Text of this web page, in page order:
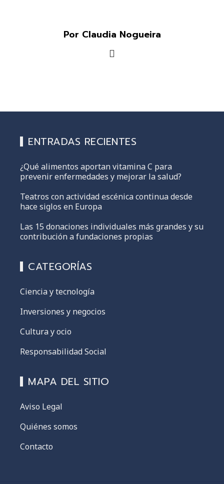
Por Claudia Nogueira
ENTRADAS RECIENTES
¿Qué alimentos aportan vitamina C para
prevenir enfermedades y mejorar la salud?
Teatros con actividad escénica continua desde
hace siglos en Europa
Las 15 donaciones individuales más grandes y su
contribución a fundaciones propias
CATEGORÍAS
Ciencia y tecnología
Inversiones y negocios
Cultura y ocio
Responsabilidad Social
MAPA DEL SITIO
Aviso Legal
Quiénes somos
Contacto